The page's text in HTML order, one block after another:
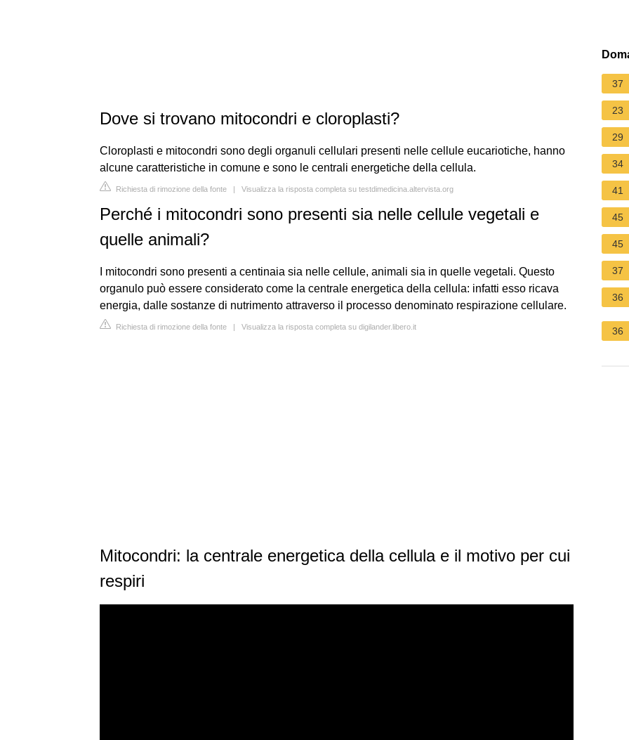
Dove si trovano mitocondri e cloroplasti?
Cloroplasti e mitocondri sono degli organuli cellulari presenti nelle cellule eucariotiche, hanno
alcune caratteristiche in comune e sono le centrali energetiche della cellula.
Richiesta di rimozione della fonte | Visualizza la risposta completa su testdimedicina.altervista.org
Perché i mitocondri sono presenti sia nelle cellule vegetali e
quelle animali?
I mitocondri sono presenti a centinaia sia nelle cellule, animali sia in quelle vegetali. Questo
organulo può essere considerato come la centrale energetica della cellula: infatti esso ricava
energia, dalle sostanze di nutrimento attraverso il processo denominato respirazione cellulare.
Richiesta di rimozione della fonte | Visualizza la risposta completa su digilander.libero.it
Mitocondri: la centrale energetica della cellula e il motivo per cui
respiri
37
23
29
34
41
45
45
37
36
36